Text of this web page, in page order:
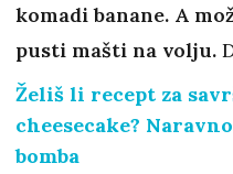
komadi banane. A
pusti mašti na volju.
Želiš li recept za
cheesecake?
bomba